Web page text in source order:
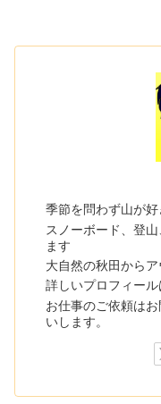
季節を問わず山が好
スノーボード、登
ます
大自然の秋田から
詳しいプロフィール
お仕事のご依頼は
いします。